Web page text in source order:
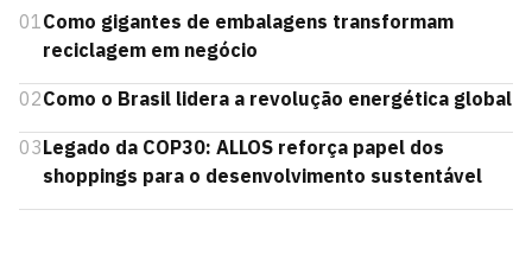
01Como gigantes de embalagens transformam
reciclagem em negócio
02Como o Brasil lidera a revolução energética global
03Legado da COP30: ALLOS reforça papel dos
shoppings para o desenvolvimento sustentável